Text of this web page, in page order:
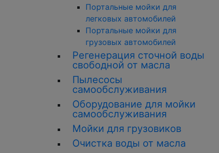
Портальные мойки для
легковых автомобилей
Портальные мойки для
грузовых автомобилей
Регенерация сточной воды
свободной от масла
Пылесосы
самообслуживания
Оборудование для мойки
самообслуживания
Мойки для грузовиков
Очистка воды от масла